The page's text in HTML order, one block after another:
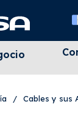
/ Cables y sus